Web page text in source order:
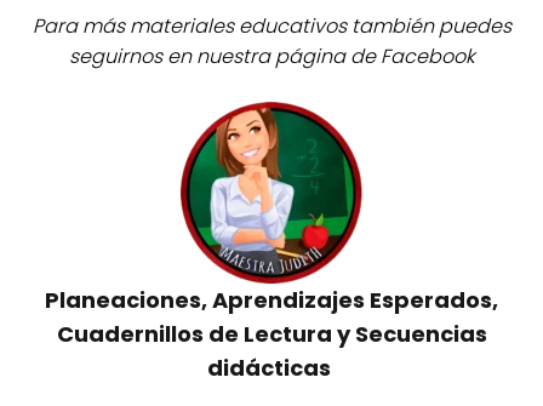
Para más materiales educativos también puedes
seguirnos en nuestra página de Facebook
Planeaciones, Aprendizajes Esperados,
Cuadernillos de Lectura y Secuencias
didácticas